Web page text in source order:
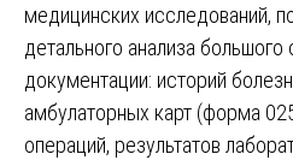
медицинских исследований,
детального анализа
документации: историй
амбулаторных карт (форма
операций, результатов